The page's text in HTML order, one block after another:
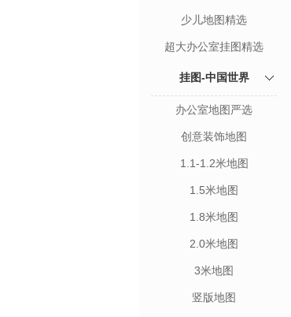
少儿地图精选
超大办公室挂图精选
挂图-中国世界
办公室地图严选
创意装饰地图
1.1-1.2米地图
1.5米地图
1.8米地图
2.0米地图
3米地图
竖版地图